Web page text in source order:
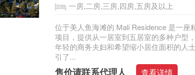
一房,二房,三房,四房,五房及以上
位于美人鱼海滩的 Mali Residence 是一座
项目，提供从一居室到五居室的多种户型
年轻的商务夫妇和希望缩小居住面积的人
引了...
售价请联系代理人 查看详情